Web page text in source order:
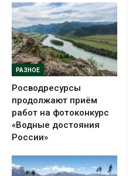
РАЗНОЕ
Росводресурсы
продолжают приём
работ на фотоконкурс
«Водные достояния
России»